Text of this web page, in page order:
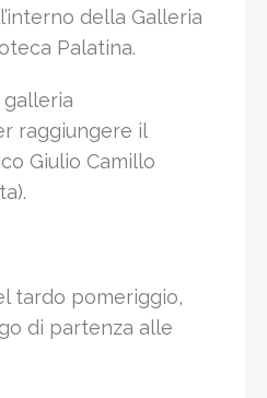
della Galleria
Palatina.
raggiungere il
Giulio Camillo
tardo pomeriggio,
di partenza alle